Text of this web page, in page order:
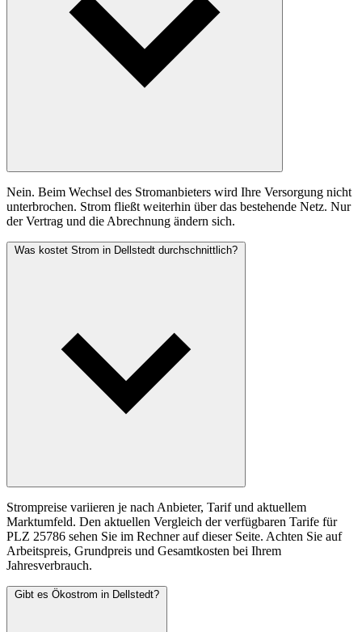
Nein. Beim Wechsel des Stromanbieters wird Ihre Versorgung nicht
unterbrochen. Strom fließt weiterhin über das bestehende Netz. Nur
der Vertrag und die Abrechnung ändern sich.
Was kostet Strom in Dellstedt durchschnittlich?
Strompreise variieren je nach Anbieter, Tarif und aktuellem
Marktumfeld. Den aktuellen Vergleich der verfügbaren Tarife für
PLZ 25786 sehen Sie im Rechner auf dieser Seite. Achten Sie auf
Arbeitspreis, Grundpreis und Gesamtkosten bei Ihrem
Jahresverbrauch.
Gibt es Ökostrom in Dellstedt?